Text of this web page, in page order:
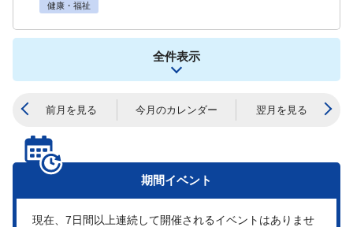
健康・福祉
全件表示
前月を見る 今月のカレンダー 翌月を見る
期間イベント
現在、 7日間以上連続して開催されるイベントはありませ